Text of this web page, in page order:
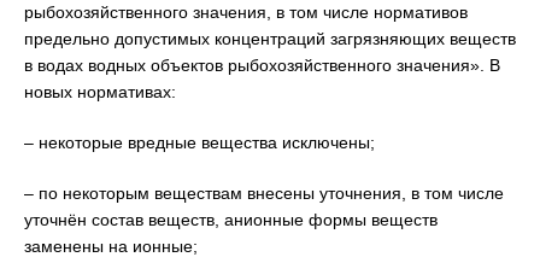
рыбохозяйственного значения, в том числе нормативов
предельно допустимых концентраций загрязняющих веществ
в водах водных объектов рыбохозяйственного значения». В
новых нормативах:
– некоторые вредные вещества исключены;
– по некоторым веществам внесены уточнения, в том числе
уточнён состав веществ, анионные формы веществ
заменены на ионные;